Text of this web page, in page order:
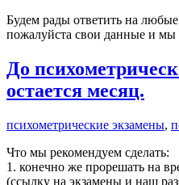
Будем рады ответить на
пожалуйста свои данные и мы
До
остается месяц.
психометрические экзамены,
Что мы рекомендуем сделать:
1. конечно же прорешать на
(ссылку на экзамены и наш